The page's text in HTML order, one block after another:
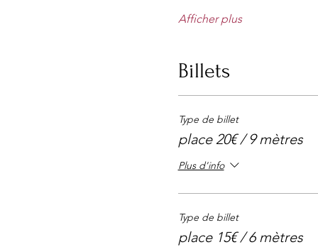
Afficher plus
Billets
Type de billet
place 20€ / 9 mètres
Plus d'info
Type de billet
place 15€ / 6 mètres